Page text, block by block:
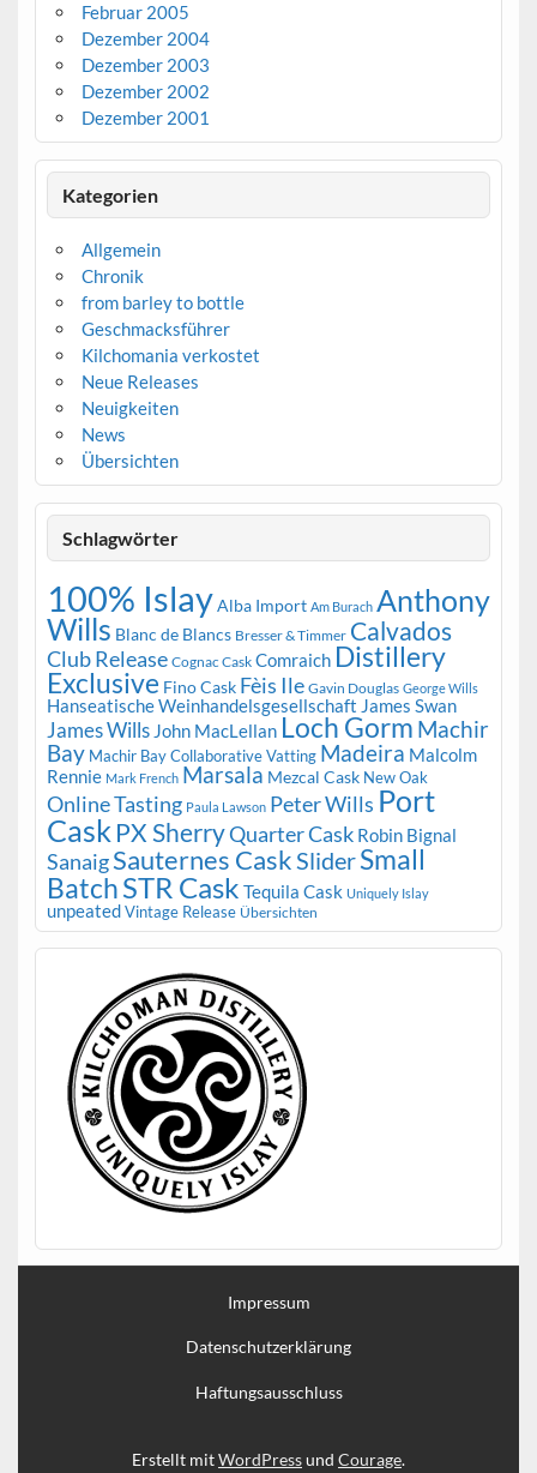
Februar 2005
Dezember 2004
Dezember 2003
Dezember 2002
Dezember 2001
Kategorien
Allgemein
Chronik
from barley to bottle
Geschmacksführer
Kilchomania verkostet
Neue Releases
Neuigkeiten
News
Übersichten
Schlagwörter
100% IslayAlba Import Am Burach Anthony
Wills Blanc de Blancs Bresser & Timmer Calvados
Club Release Cognac Cask Comraich Distillery
Exclusive Fino Cask Fèis Ile Gavin Douglas George Wills
Hanseatische Weinhandelsgesellschaft James Swan
James Wills John MacLellan Loch Gorm Machir
Bay Machir Bay Collaborative Vatting Madeira Malcolm
Rennie Mark French Marsala Mezcal Cask New Oak
Online Tasting Paula Lawson Peter Wills Port
Cask PX SherryQuarter Cask Robin Bignal
SanaigSauternes Cask SliderSmall
BatchSTR Cask Tequila Cask Uniquely Islay
unpeatedVintage Release Übersichten
Impressum
Datenschutzerklärung
Haftungsausschluss
Erstellt mitWordPressund Courage.